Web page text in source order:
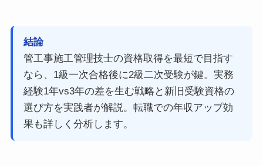
結論
管工事施工管理技士の資格取得を最短で目指す
なら、1級一次合格後に2級二次受験が鍵。実務
経験1年vs3年の差を生む戦略と新旧受験資格の
選び方を実践者が解説。転職での年収アップ効
果も詳しく分析します。